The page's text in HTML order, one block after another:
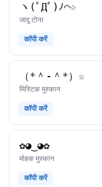
ヽ(ﾟДﾟ)ﾉ⌒☆
जादू टोनाकाओमोजी
कॉपी करें
（*＾-＾*）☆
मिस्टिक मुस्कानकाओमोजी
कॉपी करें
✿◕‿◕✿
मोहक मुस्कानकाओमोजी
कॉपी करें